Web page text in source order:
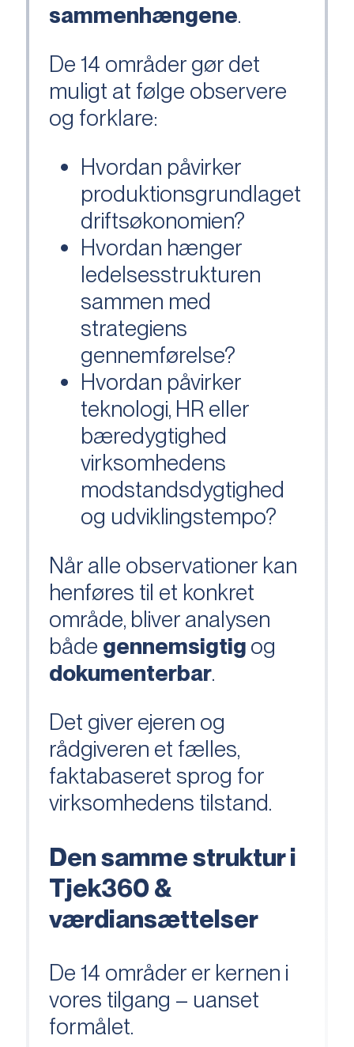
sammenhængene.
De 14 områder gør det
muligt at følge observere
og forklare:
Hvordan påvirker
produktionsgrundlaget
driftsøkonomien?
Hvordan hænger
ledelsesstrukturen
sammen med
strategiens
gennemførelse?
Hvordan påvirker
teknologi, HR eller
bæredygtighed
virksomhedens
modstandsdygtighed
og udviklingstempo?
Når alle observationer kan
henføres til et konkret
område, bliver analysen
både gennemsigtig og
dokumenterbar.
Det giver ejeren og
rådgiveren et fælles,
faktabaseret sprog for
virksomhedens tilstand.
Den samme struktur i
Tjek360 &
værdiansættelser
De 14 områder er kernen i
vores tilgang – uanset
formålet.